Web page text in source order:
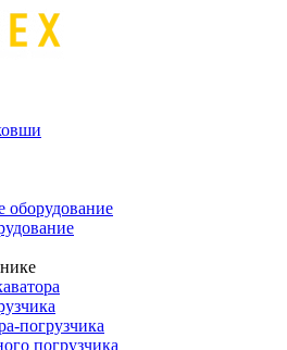
оборудование
погрузчика
погрузчика